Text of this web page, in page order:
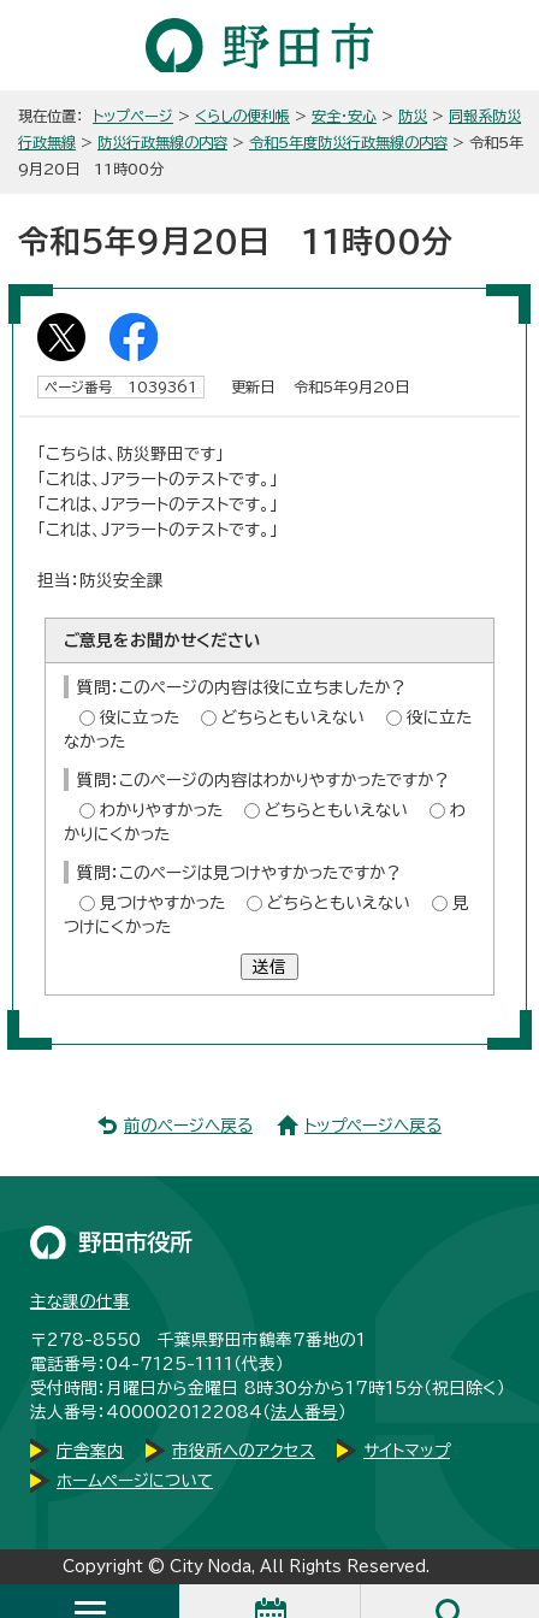
現在位置： トップページ > くらしの便利帳 > 安全・安心 > 防災 > 同報系防災
行政無線 > 防災行政無線の内容 > 令和5年度防災行政無線の内容 > 令和5年
9月20日 11時00分
令和5年9月20日 11時00分
ページ番号 1039361 更新日 令和5年9月20日
「こちらは、防災野田です」
「これは、Jアラートのテストです。」
「これは、Jアラートのテストです。」
「これは、Jアラートのテストです。」
担当：防災安全課
ご意見をお聞かせください
質問：このページの内容は役に立ちましたか？
役に立った
どちらともいえない
役に立た
なかった
質問：このページの内容はわかりやすかったですか？
わかりやすかった
どちらともいえない
わ
かりにくかった
質問：このページは見つけやすかったですか？
見つけやすかった
どちらともいえない
見
つけにくかった
送信
前のページへ戻る トップページへ戻る
野田市役所
主な課の仕事
〒278-8550 千葉県野田市鶴奉7番地の1
電話番号：04-7125-1111（代表）
受付時間：月曜日から金曜日 8時30分から17時15分（祝日除く）
法人番号：4000020122084（法人番号 ）
庁舎案内 市役所へのアクセス
サイトマップ
ホームページについて
Copyright © City Noda, All Rights Reserved.